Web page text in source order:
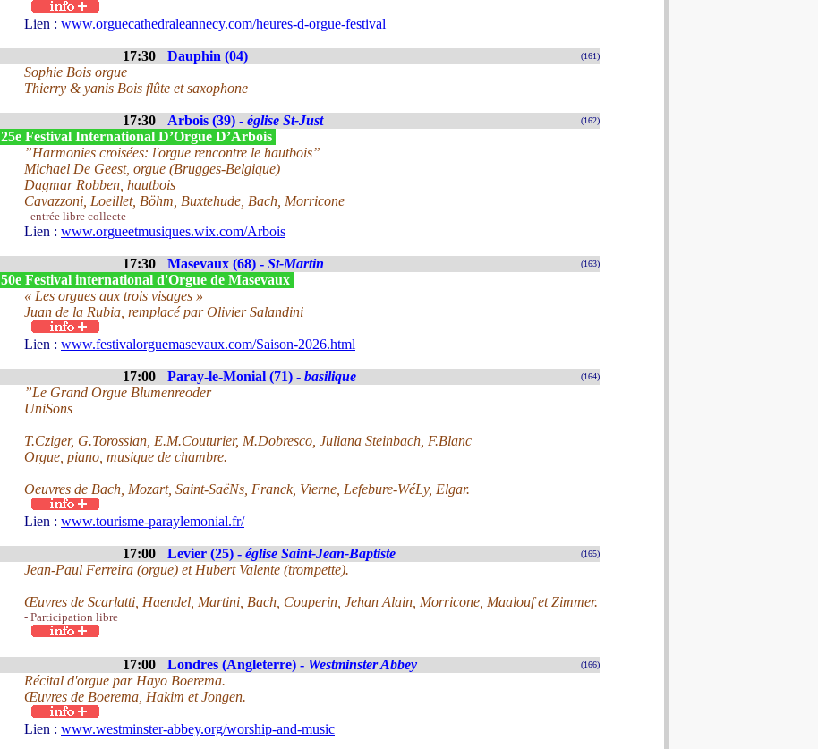
Lien : www.orguecathedraleannecy.com/heures-d-orgue-festival
17:30 Dauphin (04) (161)
Sophie Bois orgue
Thierry & yanis Bois flûte et saxophone
17:30 Arbois (39) - église St-Just (162)
25e Festival International D’Orgue D’Arbois
”Harmonies croisées: l'orgue rencontre le hautbois”
Michael De Geest, orgue (Brugges-Belgique)
Dagmar Robben, hautbois
Cavazzoni, Loeillet, Böhm, Buxtehude, Bach, Morricone
- entrée libre collecte
Lien : www.orgueetmusiques.wix.com/Arbois
17:30 Masevaux (68) - St-Martin (163)
50e Festival international d'Orgue de Masevaux
« Les orgues aux trois visages »
Juan de la Rubia, remplacé par Olivier Salandini
Lien : www.festivalorguemasevaux.com/Saison-2026.html
17:00 Paray-le-Monial (71) - basilique (164)
”Le Grand Orgue Blumenreoder
UniSons
T.Cziger, G.Torossian, E.M.Couturier, M.Dobresco, Juliana Steinbach, F.Blanc
Orgue, piano, musique de chambre.
Oeuvres de Bach, Mozart, Saint-SaëNs, Franck, Vierne, Lefebure-WéLy, Elgar.
Lien : www.tourisme-paraylemonial.fr/
17:00 Levier (25) - église Saint-Jean-Baptiste (165)
Jean-Paul Ferreira (orgue) et Hubert Valente (trompette).
Œuvres de Scarlatti, Haendel, Martini, Bach, Couperin, Jehan Alain, Morricone, Maalouf et Zimmer.
- Participation libre
17:00 Londres (Angleterre) - Westminster Abbey (166)
Récital d'orgue par Hayo Boerema.
Œuvres de Boerema, Hakim et Jongen.
Lien : www.westminster-abbey.org/worship-and-music